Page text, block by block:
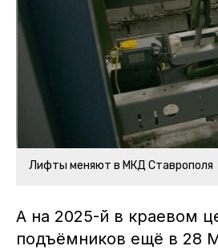
Лифты меняют в МКД Ставрополя
А на 2025-й в краевом
подъёмников ещё в 28